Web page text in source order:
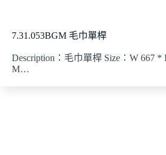
7.31.053BGM 毛巾單桿
Description：毛巾單桿 Size：W 667 *
M…